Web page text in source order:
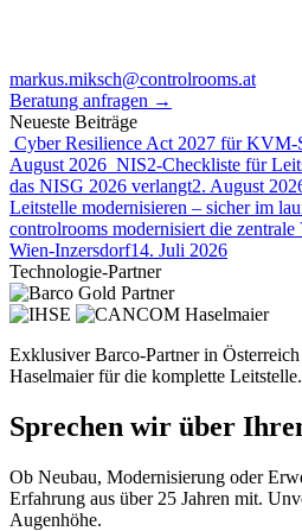
markus.miksch@controlrooms.at
Beratung anfragen →
Neueste Beiträge
Cyber Resilience Act 2027 für KVM-
August 2026 NIS2-Checkliste für
das NISG 2026 verlangt2. August
Leitstelle modernisieren – sicher im
controlrooms modernisiert die
Wien-Inzersdorf14. Juli 2026
Technologie-Partner
Haselmaier
Exklusiver Barco-Partner in
Haselmaier für die komplette Leitstelle.
Sprechen wir über
Ob Neubau, Modernisierung oder
Erfahrung aus über 25 Jahren mit.
Augenhöhe.